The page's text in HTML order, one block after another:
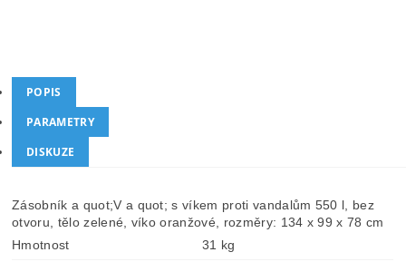
POPIS
PARAMETRY
DISKUZE
Zásobník a quot;V a quot; s víkem proti vandalům 550 l, bez
otvoru, tělo zelené, víko oranžové, rozměry: 134 x 99 x 78 cm
Hmotnost
31 kg